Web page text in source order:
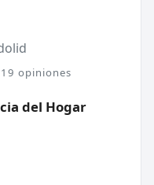
opiniones
del Hogar